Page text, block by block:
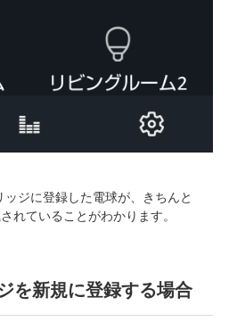
ッジに登録した電球が、きちんと
れていることがわかります。
を新規に登録する場合